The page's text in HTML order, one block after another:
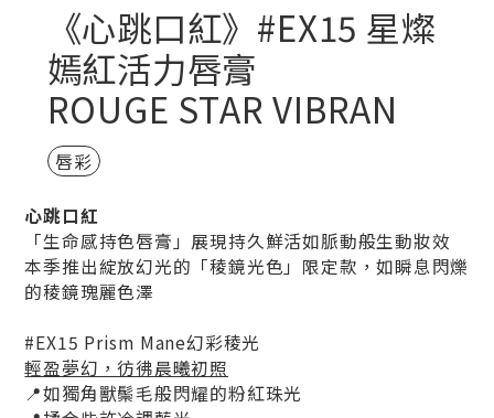
《心跳口紅》#EX15 星燦
嫣紅活力唇膏
ROUGE STAR VIBRAN
唇彩
心跳口紅
「生命感持色唇膏」展現持久鮮活如脈動般生動妝效
本季推出綻放幻光的「稜鏡光色」限定款，如瞬息閃爍
的稜鏡瑰麗色澤
#EX15 Prism Mane幻彩稜光
輕盈夢幻，彷彿晨曦初照
📍如獨角獸鬃毛般閃耀的粉紅珠光